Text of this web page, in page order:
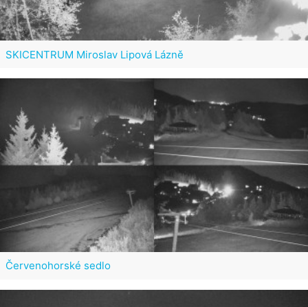
SKICENTRUM Miroslav Lipová Lázně
Červenohorské sedlo